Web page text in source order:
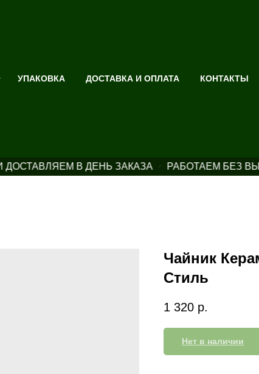
УПАКОВКА ДОСТАВКА И ОПЛАТА КОНТАКТЫ
В ДЕНЬ ЗАКАЗА РАБОТАЕМ БЕЗ
Чайник
Стиль
1 320 р.
Нет в наличии